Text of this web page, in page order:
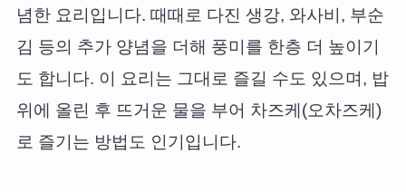
념한 요리입니다. 때때로 다진 생강, 와사비, 부순
김 등의 추가 양념을 더해 풍미를 한층 더 높이기
도 합니다. 이 요리는 그대로 즐길 수도 있으며, 밥
위에 올린 후 뜨거운 물을 부어 차즈케(오차즈케)
로 즐기는 방법도 인기입니다.